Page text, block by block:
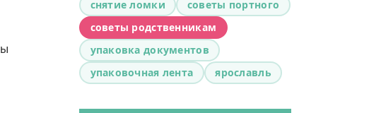
снятие ломки
советы портного
советы родственникам
упаковка документов
упаковочная лента
ярославль